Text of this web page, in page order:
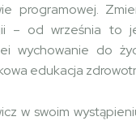
programowej.
– od września to
wychowanie do
edukacja
w swoim